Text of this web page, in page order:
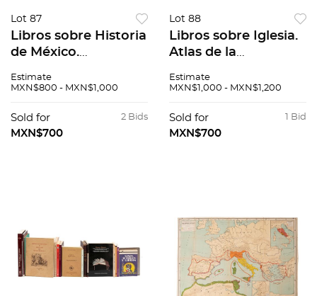
Lot 87
Libros sobre Historia
de México.
Historia del México
- 1938. Piezas: 11.
Estimate
MXN$800 - MXN$1,000
2 Bids
Sold for
MXN$700
Lot 88
Libros sobre Iglesia.
Atlas de la
en México / El
presencia
internacional. Pzs: 17.
Estimate
MXN$1,000 - MXN$1,200
1 Bid
Sold for
MXN$700